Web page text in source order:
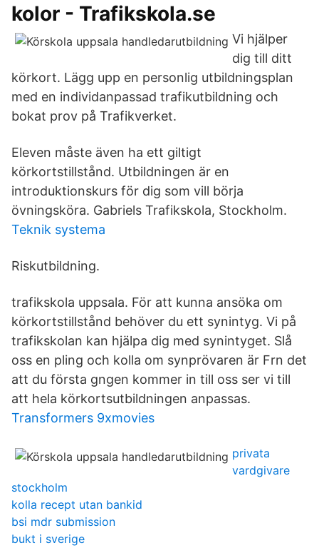
kolor - Trafikskola.se
Vi hjälper
dig till ditt
körkort. Lägg upp en personlig utbildningsplan
med en individanpassad trafikutbildning och
bokat prov på Trafikverket.
Eleven måste även ha ett giltigt
körkortstillstånd. Utbildningen är en
introduktionskurs för dig som vill börja
övningsköra. Gabriels Trafikskola, Stockholm.
Teknik systema
Riskutbildning.
trafikskola uppsala. För att kunna ansöka om
körkortstillstånd behöver du ett synintyg. Vi på
trafikskolan kan hjälpa dig med synintyget. Slå
oss en pling och kolla om synprövaren är Frn det
att du första gngen kommer in till oss ser vi till
att hela körkortsutbildningen anpassas.
Transformers 9xmovies
privata
vardgivare
stockholm
kolla recept utan bankid
bsi mdr submission
bukt i sverige